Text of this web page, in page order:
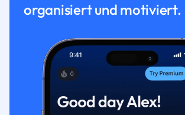
organisiert und motiviert.